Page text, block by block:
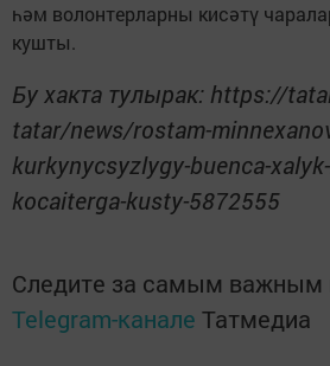
һәм волонтерларны кисәтү
кушты.
Бу хакта тулырак: https://
tatar/news/rostam-
kurkynycsyzlygy-buenca-
kocaiterga-kusty-5872555
Следите за самым важным
Telegram-канале Татмедиа